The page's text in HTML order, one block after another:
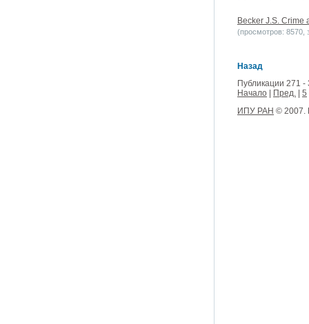
Becker J.S.
(просмотров: 8570,
Назад
Публикации 271 -
Начало
Пред.
5
ИПУ РАН © 2007.